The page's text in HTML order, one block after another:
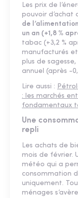
Les prix de
pouvoir d’achat
de
un an (+1,8 %
tabac (+3,2 %
manufacturés
plus de
annuel (après -
Lire aussi :
: les marchés
fondamentaux
Une
repli
Les achats de
mois de février.
météo qui a
consommation
uniquement.
ménages